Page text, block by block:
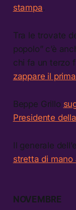
stampa.
Tra le trovate
popolo” c’è
chi fa un terzo
zappare il
Beppe Grillo
Presidente
Il generale
stretta di
NOVEMBRE